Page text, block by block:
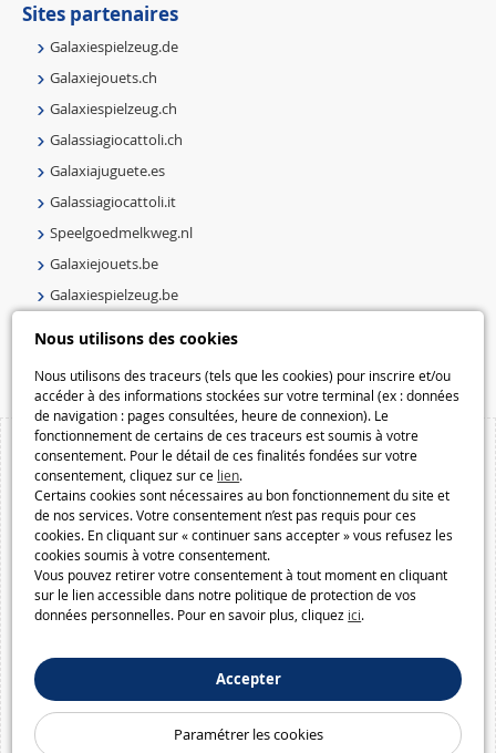
Nous utilisons des cookies
Nous utilisons des traceurs (tels que les cookies) pour inscrire et/ou
accéder à des informations stockées sur votre terminal (ex : données
de navigation : pages consultées, heure de connexion). Le
fonctionnement de certains de ces traceurs est soumis à votre
consentement. Pour le détail de ces finalités fondées sur votre
consentement, cliquez sur ce lien.
Certains cookies sont nécessaires au bon fonctionnement du site et
de nos services. Votre consentement n’est pas requis pour ces
cookies. En cliquant sur « continuer sans accepter » vous refusez les
cookies soumis à votre consentement.
Vous pouvez retirer votre consentement à tout moment en cliquant
sur le lien accessible dans notre politique de protection de vos
données personnelles. Pour en savoir plus, cliquez ici.
Accepter
Paramétrer les cookies
Sites partenaires
Galaxiespielzeug.de
Galaxiejouets.ch
Galaxiespielzeug.ch
Galassiagiocattoli.ch
Galaxiajuguete.es
Galassiagiocattoli.it
Speelgoedmelkweg.nl
Galaxiejouets.be
Galaxiespielzeug.be